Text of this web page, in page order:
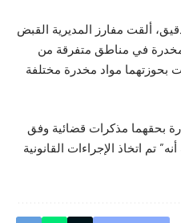
ألقت مفارز المديرية القبض
في مناطق متفرقة من
بحوزتهما مواد مخدرة مختلفة
بحقهما مذكرات قضائية وفق
مبينة أنه” تم اتخاذ الإجراءات القانونية